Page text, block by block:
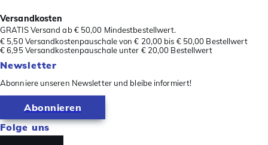
Versandkosten
GRATIS Versand ab € 50,00 Mindestbestellwert.
€ 5,50 Versandkostenpauschale von € 20,00 bis € 50,00 Bestellwert
€ 6,95 Versandkostenpauschale unter € 20,00 Bestellwert
Newsletter
Abonniere unseren Newsletter und bleibe informiert!
Abonnieren
Folge uns